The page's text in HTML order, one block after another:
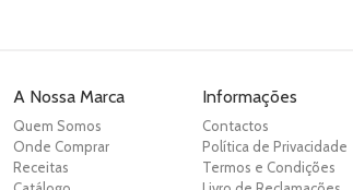
A Nossa Marca
Quem Somos
Onde Comprar
Receitas
Informações
Contactos
Política de Privacidade
Termos e Condições